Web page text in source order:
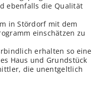
ebenfalls die Qualität
in Stördorf mit dem
einschätzen zu
erhalten so eine
Haus und Grundstück
die unentgeltlich